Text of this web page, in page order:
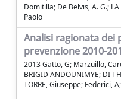
Domitilla; De Belvis, A. G.;
Paolo
Analisi ragionata dei
prevenzione 2010-
2013 Gatto, G; Marzuillo,
BRIGID ANDOUNIMYE; DI
TORRE, Giuseppe; Federici,